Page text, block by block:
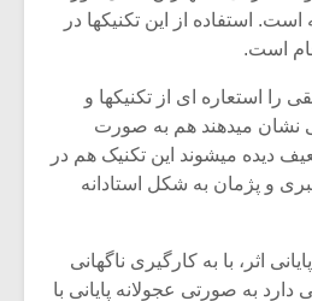
استفاده از این تکنیکها در
است.
را استعاره ای از تکنیکها و
نشان میدهند هم به صورت
دیده میشوند این تکنیک هم در
و پژمان به شکل استادانه
اثر، با به کارگیری ناگهانی
دارد به صورتی عجولانه پایانی با